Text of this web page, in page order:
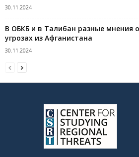
30.11.2024
В ОБКБ и в Талибан разные мнения
угрозах из Афганистана
30.11.2024